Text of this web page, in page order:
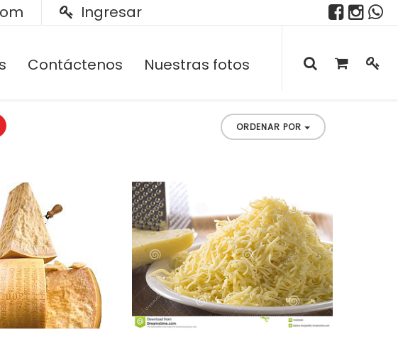
Ingresar
Contáctenos Nuestras fotos
ORDENAR POR